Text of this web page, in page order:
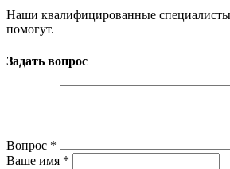
Наши квалифицированные специалисты
помогут.
Задать вопрос
Вопрос *
Ваше имя *